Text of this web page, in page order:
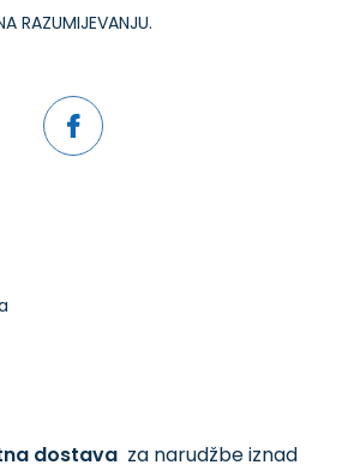
RAZUMIJEVANJU.
dostavaza narudžbe iznad